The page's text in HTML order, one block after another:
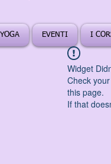
EVENTI I
Widget
Check
this page.
If that